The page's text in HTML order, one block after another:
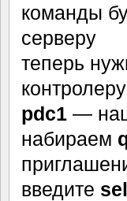
команды
серверу
теперь
pdc1 —
набираем
введите